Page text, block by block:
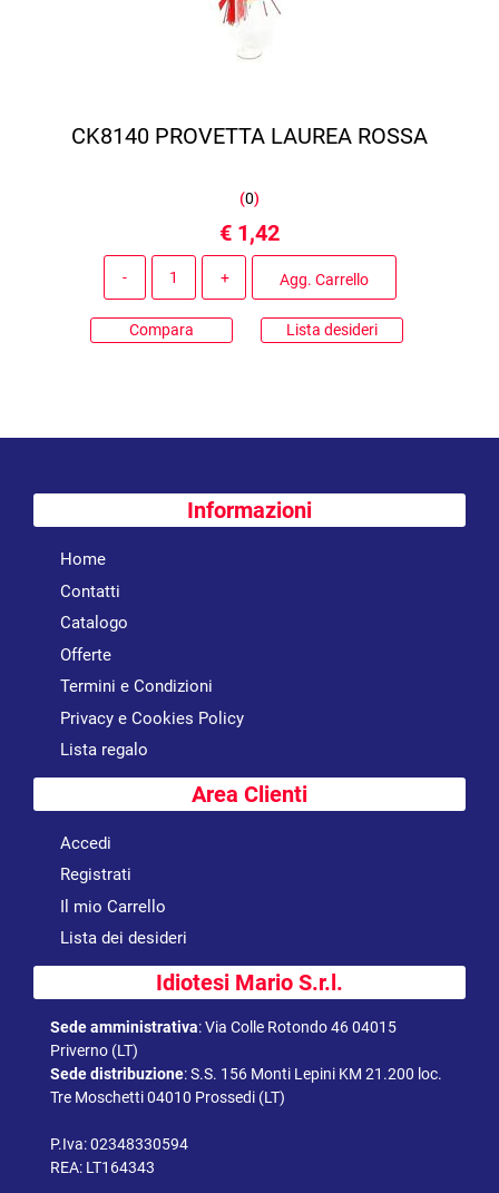
CK8140 PROVETTA LAUREA ROSSA
(0)
€ 1,42
Agg. Carrello
Compara Lista desideri
Informazioni
Home
Contatti
Catalogo
Offerte
Termini e Condizioni
Privacy e Cookies Policy
Lista regalo
Area Clienti
Accedi
Registrati
Il mio Carrello
Lista dei desideri
Idiotesi Mario S.r.l.
Sede amministrativa:Via Colle Rotondo 46 04015
Priverno (LT)
Sede distribuzione:S.S. 156 Monti Lepini KM 21.200 loc.
Tre Moschetti 04010 Prossedi (LT)
P.Iva: 02348330594
REA: LT164343